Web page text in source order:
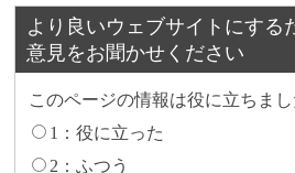
より良いウェブサイトにする
意見をお聞かせください
このページの情報は役に立ちまし
1：役に立った
2：ふつう